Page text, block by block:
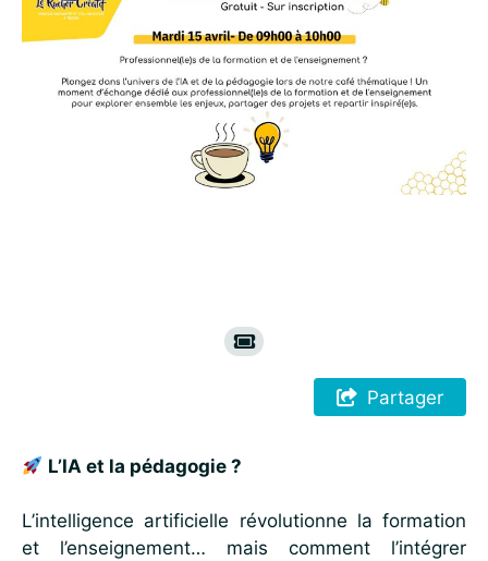
Partager
L’IA et la pédagogie ?
L’intelligence artificielle révolutionne la formation
et l’enseignement… mais comment l’intégrer